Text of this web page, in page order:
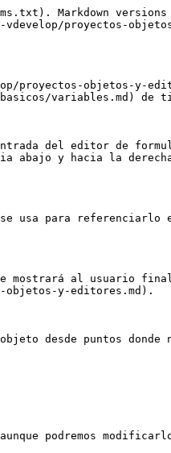
Markdown
proyectos-
objetos-y-
variables.md) de
del editor de
y hacia la
para referenciarlo
mostrará al usuario
objetos-y-editores.md).
desde puntos donde
podremos